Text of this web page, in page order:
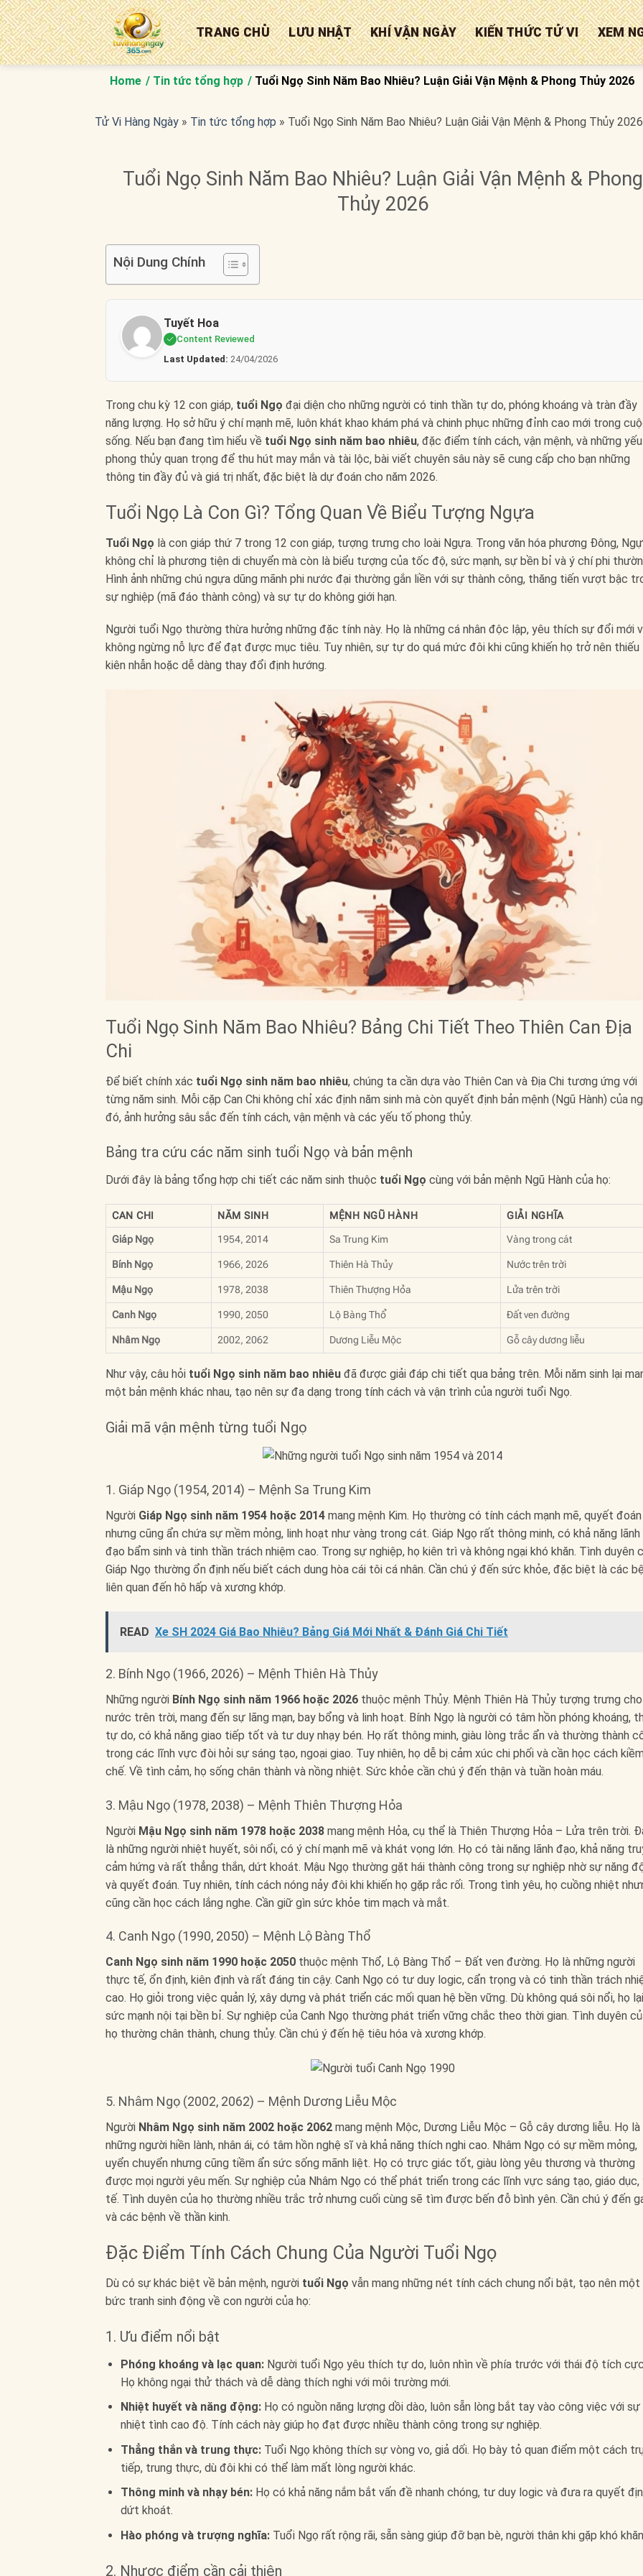
Bỏ
qua
nội
dung
TRANG CHỦ LƯU NHẬT KHÍ VẬN NGÀY KIẾN THỨC TỬ VI XEM
Home Tin tức tổng hợp Tuổi Ngọ Sinh Năm Bao Nhiêu? Luận Giải Vận Mệnh & Phong Thủy 2026
Tử Vi Hàng Ngày » Tin tức tổng hợp » Tuổi Ngọ Sinh Năm Bao Nhiêu? Luận Giải Vận Mệnh & Phong Thủy 2026
Tuổi Ngọ Sinh Năm Bao Nhiêu? Luận Giải Vận Mệnh & Phong
Thủy 2026
Nội Dung Chính
Tuyết Hoa
Content Reviewed
Last Updated: 24/04/2026
Trong chu kỳ 12 con giáp, tuổi Ngọ đại diện cho những người có tinh thần tự do, phóng khoáng và tràn đầy
năng lượng. Họ sở hữu ý chí mạnh mẽ, luôn khát khao khám phá và chinh phục những đỉnh cao mới trong
sống. Nếu bạn đang tìm hiểu về tuổi Ngọ sinh năm bao nhiêu, đặc điểm tính cách, vận mệnh, và những
phong thủy quan trọng để thu hút may mắn và tài lộc, bài viết chuyên sâu này sẽ cung cấp cho bạn những
thông tin đầy đủ và giá trị nhất, đặc biệt là dự đoán cho năm 2026.
Tuổi Ngọ Là Con Gì? Tổng Quan Về Biểu Tượng Ngựa
Tuổi Ngọ là con giáp thứ 7 trong 12 con giáp, tượng trưng cho loài Ngựa. Trong văn hóa phương Đông,
không chỉ là phương tiện di chuyển mà còn là biểu tượng của tốc độ, sức mạnh, sự bền bỉ và ý chí phi
Hình ảnh những chú ngựa dũng mãnh phi nước đại thường gắn liền với sự thành công, thăng tiến vượt bậc
sự nghiệp (mã đáo thành công) và sự tự do không giới hạn.
Người tuổi Ngọ thường thừa hưởng những đặc tính này. Họ là những cá nhân độc lập, yêu thích sự đổi mới
không ngừng nỗ lực để đạt được mục tiêu. Tuy nhiên, sự tự do quá mức đôi khi cũng khiến họ trở nên thiếu
kiên nhẫn hoặc dễ dàng thay đổi định hướng.
Tuổi Ngọ Sinh Năm Bao Nhiêu? Bảng Chi Tiết Theo Thiên Can Địa
Chi
Để biết chính xác tuổi Ngọ sinh năm bao nhiêu, chúng ta cần dựa vào Thiên Can và Địa Chi tương ứng với
từng năm sinh. Mỗi cặp Can Chi không chỉ xác định năm sinh mà còn quyết định bản mệnh (Ngũ Hành) của
đó, ảnh hưởng sâu sắc đến tính cách, vận mệnh và các yếu tố phong thủy.
Bảng tra cứu các năm sinh tuổi Ngọ và bản mệnh
Dưới đây là bảng tổng hợp chi tiết các năm sinh thuộc tuổi Ngọ cùng với bản mệnh Ngũ Hành của họ:
CAN CHI NĂM SINH MỆNH NGŨ HÀNH
GIẢI NGHĨA
Giáp Ngọ
1954, 2014 Sa Trung Kim Vàng trong cát
Bính Ngọ 1966, 2026 Thiên Hà Thủy Nước trên trời
Mậu Ngọ 1978, 2038 Thiên Thượng Hỏa Lửa trên trời
Canh Ngọ 1990, 2050 Lộ Bàng Thổ Đất ven đường
Nhâm Ngọ 2002, 2062 Dương Liễu Mộc Gỗ cây dương liễu
Như vậy, câu hỏi tuổi Ngọ sinh năm bao nhiêu đã được giải đáp chi tiết qua bảng trên. Mỗi năm sinh lại
một bản mệnh khác nhau, tạo nên sự đa dạng trong tính cách và vận trình của người tuổi Ngọ.
Giải mã vận mệnh từng tuổi Ngọ
1. Giáp Ngọ (1954, 2014) – Mệnh Sa Trung Kim
Người Giáp Ngọ sinh năm 1954 hoặc 2014 mang mệnh Kim. Họ thường có tính cách mạnh mẽ, quyết đoán
nhưng cũng ẩn chứa sự mềm mỏng, linh hoạt như vàng trong cát. Giáp Ngọ rất thông minh, có khả năng lãnh
đạo bẩm sinh và tinh thần trách nhiệm cao. Trong sự nghiệp, họ kiên trì và không ngại khó khăn. Tình duyên
Giáp Ngọ thường ổn định nếu biết cách dung hòa cái tôi cá nhân. Cần chú ý đến sức khỏe, đặc biệt là các
liên quan đến hô hấp và xương khớp.
READ Xe SH 2024 Giá Bao Nhiêu? Bảng Giá Mới Nhất & Đánh Giá Chi Tiết
2. Bính Ngọ (1966, 2026) – Mệnh Thiên Hà Thủy
Những người Bính Ngọ sinh năm 1966 hoặc 2026 thuộc mệnh Thủy. Mệnh Thiên Hà Thủy tượng trưng cho
nước trên trời, mang đến sự lãng mạn, bay bổng và linh hoạt. Bính Ngọ là người có tâm hồn phóng khoáng,
tự do, có khả năng giao tiếp tốt và tư duy nhạy bén. Họ rất thông minh, giàu lòng trắc ẩn và thường thành
trong các lĩnh vực đòi hỏi sự sáng tạo, ngoại giao. Tuy nhiên, họ dễ bị cảm xúc chi phối và cần học cách
chế. Về tình cảm, họ sống chân thành và nồng nhiệt. Sức khỏe cần chú ý đến thận và tuần hoàn máu.
3. Mậu Ngọ (1978, 2038) – Mệnh Thiên Thượng Hỏa
Người Mậu Ngọ sinh năm 1978 hoặc 2038 mang mệnh Hỏa, cụ thể là Thiên Thượng Hỏa – Lửa trên trời.
là những người nhiệt huyết, sôi nổi, có ý chí mạnh mẽ và khát vọng lớn. Họ có tài năng lãnh đạo, khả năng
cảm hứng và rất thẳng thắn, dứt khoát. Mậu Ngọ thường gặt hái thành công trong sự nghiệp nhờ sự năng
và quyết đoán. Tuy nhiên, tính cách nóng nảy đôi khi khiến họ gặp rắc rối. Trong tình yêu, họ cuồng nhiệt
cũng cần học cách lắng nghe. Cần giữ gìn sức khỏe tim mạch và mắt.
4. Canh Ngọ (1990, 2050) – Mệnh Lộ Bàng Thổ
Canh Ngọ sinh năm 1990 hoặc 2050 thuộc mệnh Thổ, Lộ Bàng Thổ – Đất ven đường. Họ là những người
thực tế, ổn định, kiên định và rất đáng tin cậy. Canh Ngọ có tư duy logic, cẩn trọng và có tinh thần trách
cao. Họ giỏi trong việc quản lý, xây dựng và phát triển các mối quan hệ bền vững. Dù không quá sôi nổi, họ
sức mạnh nội tại bền bỉ. Sự nghiệp của Canh Ngọ thường phát triển vững chắc theo thời gian. Tình duyên
họ thường chân thành, chung thủy. Cần chú ý đến hệ tiêu hóa và xương khớp.
5. Nhâm Ngọ (2002, 2062) – Mệnh Dương Liễu Mộc
Người Nhâm Ngọ sinh năm 2002 hoặc 2062 mang mệnh Mộc, Dương Liễu Mộc – Gỗ cây dương liễu. Họ là
những người hiền lành, nhân ái, có tâm hồn nghệ sĩ và khả năng thích nghi cao. Nhâm Ngọ có sự mềm mỏng,
uyển chuyển nhưng cũng tiềm ẩn sức sống mãnh liệt. Họ có trực giác tốt, giàu lòng yêu thương và thường
được mọi người yêu mến. Sự nghiệp của Nhâm Ngọ có thể phát triển trong các lĩnh vực sáng tạo, giáo dục,
tế. Tình duyên của họ thường nhiều trắc trở nhưng cuối cùng sẽ tìm được bến đỗ bình yên. Cần chú ý đến
và các bệnh về thần kinh.
Đặc Điểm Tính Cách Chung Của Người Tuổi Ngọ
Dù có sự khác biệt về bản mệnh, người tuổi Ngọ vẫn mang những nét tính cách chung nổi bật, tạo nên một
bức tranh sinh động về con người của họ:
1. Ưu điểm nổi bật
Phóng khoáng và lạc quan:Người tuổi Ngọ yêu thích tự do, luôn nhìn về phía trước với thái độ tích
Họ không ngại thử thách và dễ dàng thích nghi với môi trường mới.
Nhiệt huyết và năng động:Họ có nguồn năng lượng dồi dào, luôn sẵn lòng bắt tay vào công việc với sự
nhiệt tình cao độ. Tính cách này giúp họ đạt được nhiều thành công trong sự nghiệp.
Thẳng thắn và trung thực:Tuổi Ngọ không thích sự vòng vo, giả dối. Họ bày tỏ quan điểm một cách
tiếp, trung thực, dù đôi khi có thể làm mất lòng người khác.
Thông minh và nhạy bén:Họ có khả năng nắm bắt vấn đề nhanh chóng, tư duy logic và đưa ra quyết
dứt khoát.
Hào phóng và trượng nghĩa:Tuổi Ngọ rất rộng rãi, sẵn sàng giúp đỡ bạn bè, người thân khi gặp khó
2. Nhược điểm cần cải thiện